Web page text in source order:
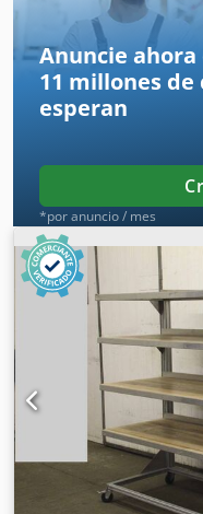
Anuncie ahora
11 millones
esperan
*por anuncio / mes